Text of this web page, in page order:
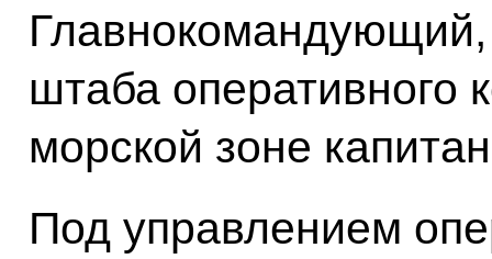
штаба оперативного
морской зоне
Под управлением